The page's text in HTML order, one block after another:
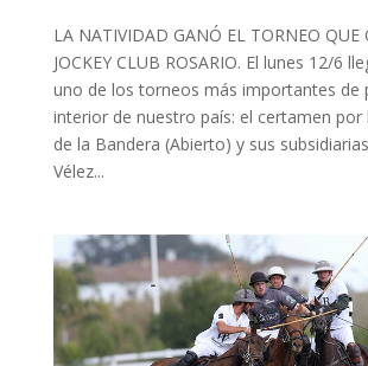
LA NATIVIDAD GANÓ EL TORNEO QUE
JOCKEY CLUB ROSARIO. El lunes 12/6
uno de los torneos más importantes de
interior de nuestro país: el certamen por
de la Bandera (Abierto) y sus
Vélez...